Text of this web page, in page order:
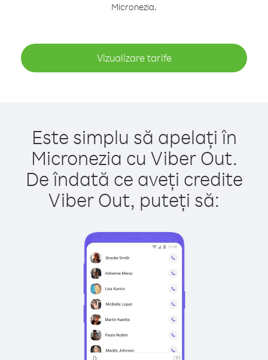
Micronezia.
Vizualizare tarife
Este simplu să apelați în
Micronezia cu Viber Out.
De îndată ce aveți credite
Viber Out, puteți să: